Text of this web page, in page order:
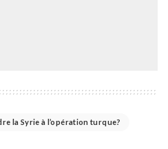
la Syrie à l’opération turque?